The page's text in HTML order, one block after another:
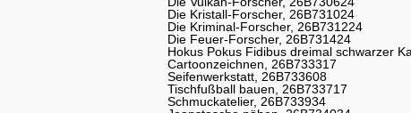
Die Kristall-Forscher, 26B731024
Die Kriminal-Forscher, 26B731224
Die Feuer-Forscher, 26B731424
Hokus Pokus Fidibus dreimal schwarzer
Cartoonzeichnen, 26B733317
Seifenwerkstatt, 26B733608
Tischfußball bauen, 26B733717
Schmuckatelier, 26B733934